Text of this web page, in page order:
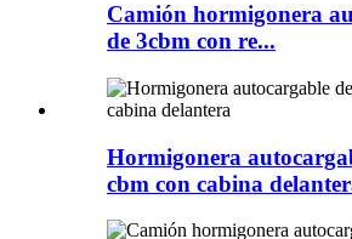
Camión hormigonera
de 3cbm con re...
Hormigonera
cbm con cabina